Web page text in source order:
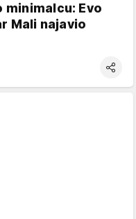
Evo
Mali najavio